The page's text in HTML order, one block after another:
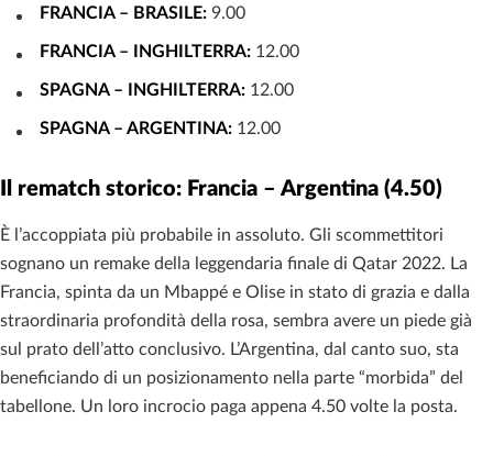
FRANCIA – BRASILE: 9.00
FRANCIA – INGHILTERRA: 12.00
SPAGNA – INGHILTERRA: 12.00
SPAGNA – ARGENTINA: 12.00
Il rematch storico: Francia – Argentina (4.50)
È l’accoppiata più probabile in assoluto. Gli scommettitori
sognano un remake della leggendaria finale di Qatar 2022. La
Francia, spinta da un Mbappé e Olise in stato di grazia e dalla
straordinaria profondità della rosa, sembra avere un piede già
sul prato dell’atto conclusivo. L’Argentina, dal canto suo, sta
beneficiando di un posizionamento nella parte “morbida” del
tabellone. Un loro incrocio paga appena 4.50 volte la posta.